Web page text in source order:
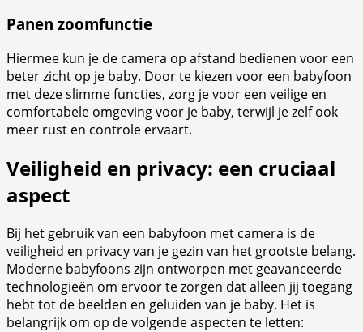
Panen zoomfunctie
Hiermee kun je de camera op afstand bedienen voor een
beter zicht op je baby. Door te kiezen voor een babyfoon
met deze slimme functies, zorg je voor een veilige en
comfortabele omgeving voor je baby, terwijl je zelf ook
meer rust en controle ervaart.
Veiligheid en privacy: een cruciaal
aspect
Bij het gebruik van een babyfoon met camera is de
veiligheid en privacy van je gezin van het grootste belang.
Moderne babyfoons zijn ontworpen met geavanceerde
technologieën om ervoor te zorgen dat alleen jij toegang
hebt tot de beelden en geluiden van je baby. Het is
belangrijk om op de volgende aspecten te letten: